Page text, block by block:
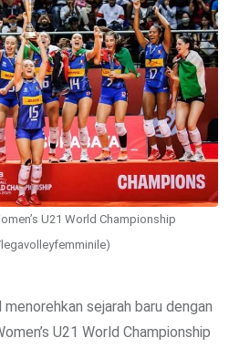
U21 World Championship
menorehkan sejarah baru dengan
U21 World Championship